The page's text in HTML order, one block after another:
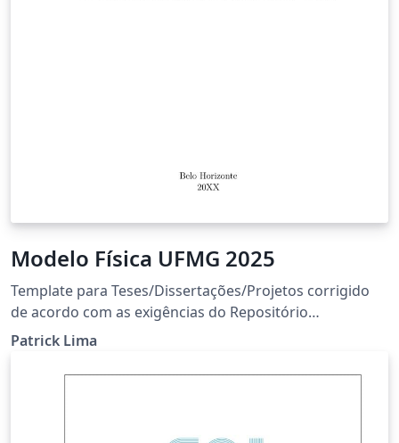
Modelo Física UFMG 2025
Template para Teses/Dissertações/Projetos corrigido
de acordo com as exigências do Repositório
Institucional da UFMG. Template usado como base:
para-teses-dissertacoes/
Patrick Lima